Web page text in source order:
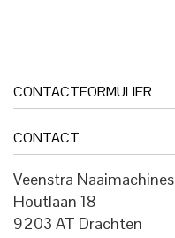
CONTACTFORMULIER
CONTACT
Veenstra Naaimachines
Houtlaan 18
9203 AT Drachten